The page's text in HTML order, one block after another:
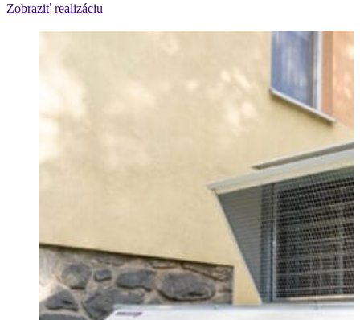
Zobraziť realizáciu